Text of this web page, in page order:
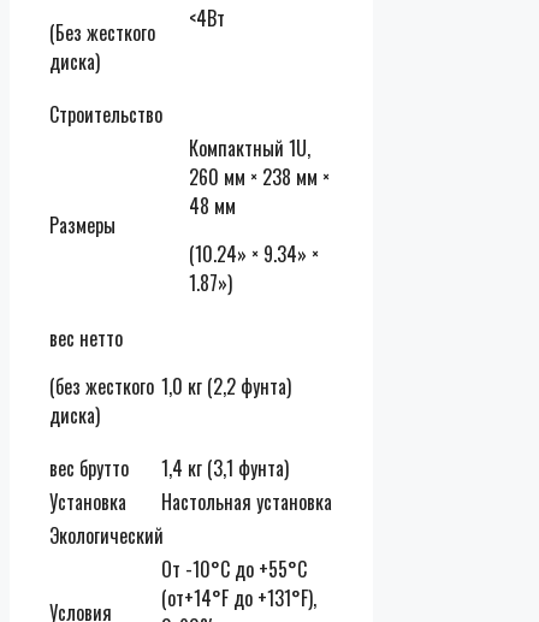
(Без жесткого
диска)
<4Вт
Строительство
Размеры
Компактный 1U,
260 мм × 238 мм ×
48 мм
(10.24» × 9.34» ×
1.87»)
вес нетто
(без жесткого
диска)
1,0 кг (2,2 фунта)
вес брутто
1,4 кг (3,1 фунта)
Установка
Настольная установка
Экологический
Условия
От -10°C до +55°C
(от+14°F до +131°F),